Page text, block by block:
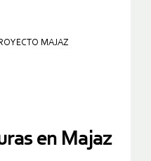
MAJAZ
en Majaz